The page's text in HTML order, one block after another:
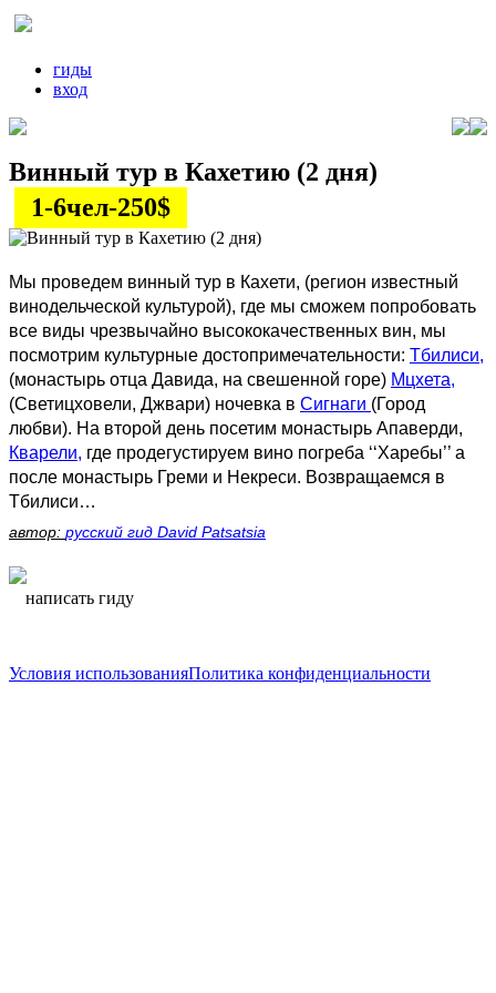
гиды
вход
Винный тур в Кахетию (2 дня)
1-6чел-250$
Мы проведем винный тур в Кахети, (регион известный
винодельческой культурой), где мы сможем попробовать
все виды чрезвычайно высококачественных вин, мы
посмотрим культурные достопримечательности: Тбилиси,
(монастырь отца Давида, на свешенной горе) Мцхета,
(Светицховели, Джвари) ночевка в Сигнаги (Город
любви). На второй день посетим монастырь Апаверди,
Кварели, где продегустируем вино погреба ‘‘Харебы’’ а
после монастырь Греми и Некреси. Возвращаемся в
Тбилиси…
автор: русский гид David Patsatsia
написать гиду
Условия использованияПолитика конфиденциальности